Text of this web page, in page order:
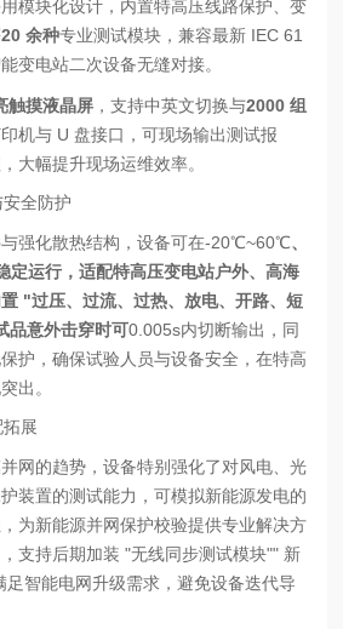
模块化设计，内置特高压线路保护、变
20 余种专业测试模块，兼容最新 IEC 61
变电站二次设备无缝对接。
触摸液晶屏 ，支持中英文切换与2000 组
机与 U 盘接口，可现场输出测试报
大幅提升现场运维效率。
全防护
强化散热结构，设备可在-20℃~60℃、
定运行，适配特高压变电站户外、高海
"过压、过流、过热、放电、开路、短
品意外击穿时可0.005s内切断输出，同
护，确保试验人员与设备安全，在特高
出。
展
网的趋势，设备特别强化了对风电、光
装置的测试能力，可模拟新能源发电的
为新能源并网保护校验提供专业解决方
支持后期加装 "无线同步测试模块"" 新
智能电网升级需求，避免设备迭代导